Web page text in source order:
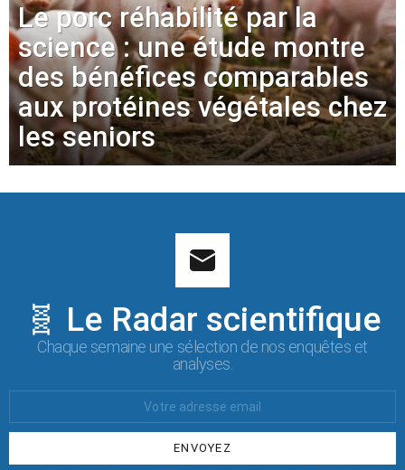
Le porc réhabilité par la
science : une étude montre
des bénéfices comparables
aux protéines végétales chez
les seniors
🧬 Le Radar scientifique
Chaque semaine une sélection de nos enquêtes et
analyses.
: